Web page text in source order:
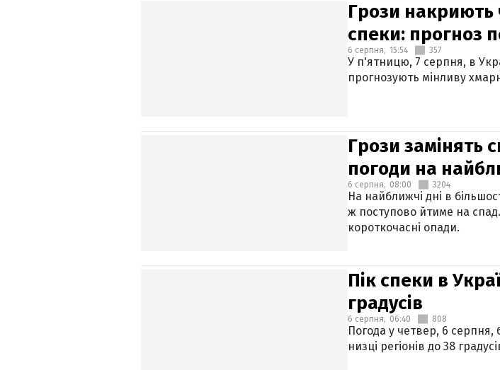
Грози накриють
спеки: прогноз
6 серпня, 15:54 357
У п'ятницю, 7 серпня, в
прогнозують мінливу
Грози замінять
погоди на
6 серпня, 08:00 3204
На найближчі дні в
ж поступово йтиме на
короткочасні опади.
Пік спеки в
градусів
6 серпня, 06:40 808
Погода у четвер, 6
низці регіонів до 38